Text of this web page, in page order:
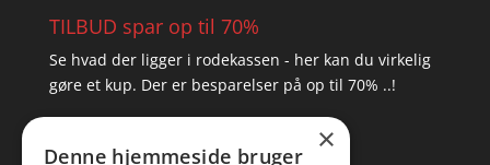
TILBUD spar op til 70%
Se hvad der ligger i rodekassen - her kan du virkelig
gøre et kup. Der er besparelser på op til 70% ..!
×
Denne hjemmeside bruger